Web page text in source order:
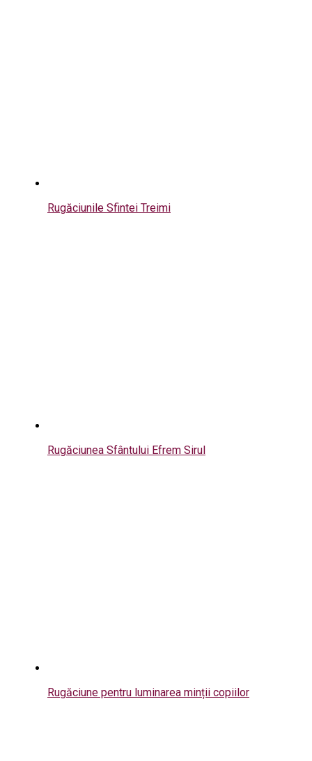
Rugăciunile Sfintei Treimi
Rugăciunea Sfântului Efrem Sirul
Rugăciune pentru luminarea minții copiilor